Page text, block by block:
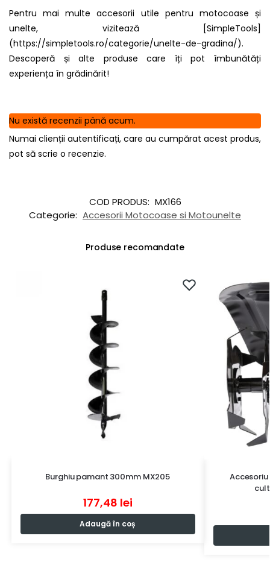
Pentru mai multe accesorii utile pentru motocoase și
unelte, vizitează [SimpleTools]
(https://simpletools.ro/categorie/unelte-de-gradina/).
Descoperă și alte produse care îți pot îmbunătăți
experiența în grădinărit!
Nu există recenzii până acum.
Numai clienții autentificați, care au cumpărat acest produs,
pot să scrie o recenzie.
COD PRODUS: MX166
Categorie: Accesorii Motocoase si Motounelte
Produse recomandate
Burghiu pamant 300mm MX205
177,48 lei
Adaugă în coș